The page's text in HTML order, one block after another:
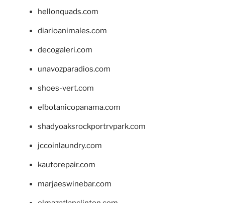
hellonquads.com
diarioanimales.com
decogaleri.com
unavozparadios.com
shoes-vert.com
elbotanicopanama.com
shadyoaksrockportrvpark.com
jccoinlaundry.com
kautorepair.com
marjaeswinebar.com